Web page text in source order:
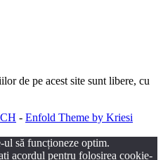
de pe acest site sunt libere, cu
- Enfold Theme by Kriesi
să funcționeze optim.
acordul pentru folosirea cookie-